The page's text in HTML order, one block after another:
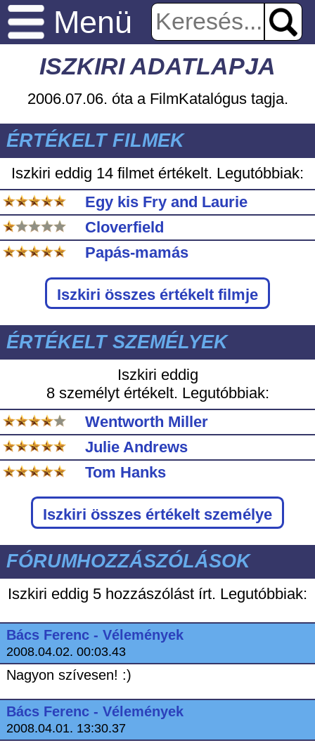
Menü
ISZKIRI ADATLAPJA
2006.07.06. óta a FilmKatalógus tagja.
ÉRTÉKELT FILMEK
Iszkiri eddig 14 filmet értékelt. Legutóbbiak:
Egy kis Fry and Laurie
Cloverfield
Papás-mamás
Iszkiri összes értékelt filmje
ÉRTÉKELT SZEMÉLYEK
Iszkiri eddig
8 személyt értékelt. Legutóbbiak:
Wentworth Miller
Julie Andrews
Tom Hanks
Iszkiri összes értékelt személye
FÓRUMHOZZÁSZÓLÁSOK
Iszkiri eddig 5 hozzászólást írt. Legutóbbiak:
Bács Ferenc - Vélemények
2008.04.02. 00:03.43
Nagyon szívesen! :)
Bács Ferenc - Vélemények
2008.04.01. 13:30.37